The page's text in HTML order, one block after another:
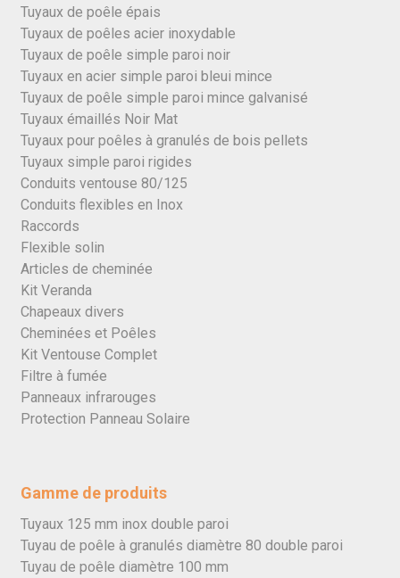
Tuyaux de poêle épais
Tuyaux de poêles acier inoxydable
Tuyaux de poêle simple paroi noir
Tuyaux en acier simple paroi bleui mince
Tuyaux de poêle simple paroi mince galvanisé
Tuyaux émaillés Noir Mat
Tuyaux pour poêles à granulés de bois pellets
Tuyaux simple paroi rigides
Conduits ventouse 80/125
Conduits flexibles en Inox
Raccords
Flexible solin
Articles de cheminée
Kit Veranda
Chapeaux divers
Cheminées et Poêles
Kit Ventouse Complet
Filtre à fumée
Panneaux infrarouges
Protection Panneau Solaire
Gamme de produits
Tuyaux 125 mm inox double paroi
Tuyau de poêle à granulés diamètre 80 double paroi
Tuyau de poêle diamètre 100 mm